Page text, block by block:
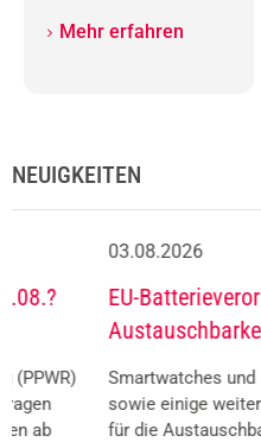
Mehr erfahren
NEUIGKEITEN
03.08.2026
EU-Batterieverordnung:
Austauschbarkeit von
Smartwatches und Fitness-
sowie einige weitere
für die Austauschbarkeit von